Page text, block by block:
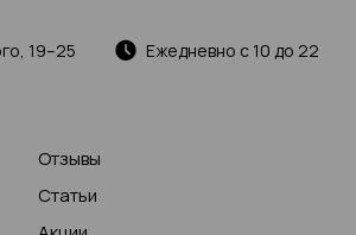
19–25 Ежедневно с 10 до 22
Отзывы
Статьи